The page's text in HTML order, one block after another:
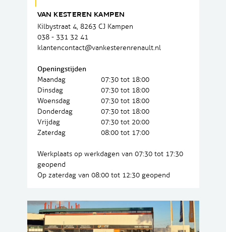
VAN KESTEREN KAMPEN
Kilbystraat 4, 8263 CJ Kampen
038 - 331 32 41
klantencontact@vankesterenrenault.nl
Openingstijden
Maandag
07:30 tot 18:00
Dinsdag
07:30 tot 18:00
Woensdag
07:30 tot 18:00
Donderdag
07:30 tot 18:00
Vrijdag
07:30 tot 20:00
Zaterdag
08:00 tot 17:00
Werkplaats op werkdagen van 07:30 tot 17:30
geopend
Op zaterdag van 08:00 tot 12:30 geopend